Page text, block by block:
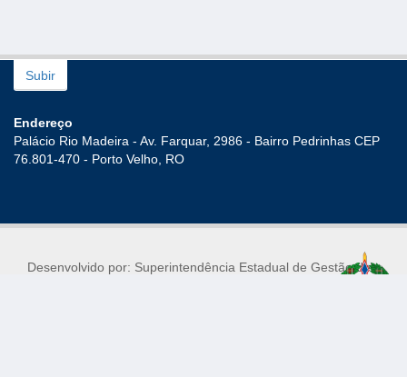
Subir
Endereço
Palácio Rio Madeira - Av. Farquar, 2986 - Bairro Pedrinhas CEP
76.801-470 - Porto Velho, RO
Desenvolvido por: Superintendência Estadual de Gestão de